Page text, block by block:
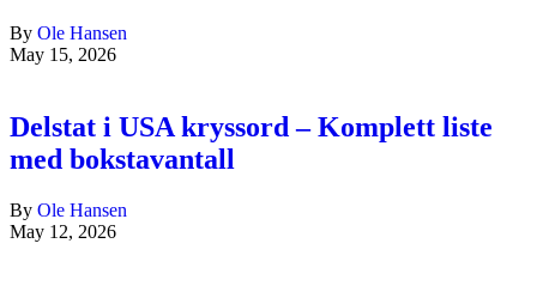
By Ole Hansen
May 15, 2026
Delstat i USA kryssord – Komplett liste
med bokstavantall
By Ole Hansen
May 12, 2026